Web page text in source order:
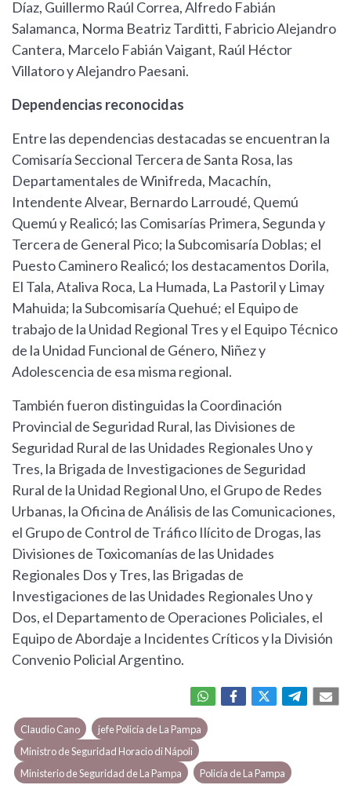
Díaz, Guillermo Raúl Correa, Alfredo Fabián
Salamanca, Norma Beatriz Tarditti, Fabricio Alejandro
Cantera, Marcelo Fabián Vaigant, Raúl Héctor
Villatoro y Alejandro Paesani.
Dependencias reconocidas
Entre las dependencias destacadas se encuentran la
Comisaría Seccional Tercera de Santa Rosa, las
Departamentales de Winifreda, Macachín,
Intendente Alvear, Bernardo Larroudé, Quemú
Quemú y Realicó; las Comisarías Primera, Segunda y
Tercera de General Pico; la Subcomisaría Doblas; el
Puesto Caminero Realicó; los destacamentos Dorila,
El Tala, Ataliva Roca, La Humada, La Pastoril y Limay
Mahuida; la Subcomisaría Quehué; el Equipo de
trabajo de la Unidad Regional Tres y el Equipo Técnico
de la Unidad Funcional de Género, Niñez y
Adolescencia de esa misma regional.
También fueron distinguidas la Coordinación
Provincial de Seguridad Rural, las Divisiones de
Seguridad Rural de las Unidades Regionales Uno y
Tres, la Brigada de Investigaciones de Seguridad
Rural de la Unidad Regional Uno, el Grupo de Redes
Urbanas, la Oficina de Análisis de las Comunicaciones,
el Grupo de Control de Tráfico Ilícito de Drogas, las
Divisiones de Toxicomanías de las Unidades
Regionales Dos y Tres, las Brigadas de
Investigaciones de las Unidades Regionales Uno y
Dos, el Departamento de Operaciones Policiales, el
Equipo de Abordaje a Incidentes Críticos y la División
Convenio Policial Argentino.
Claudio Cano
jefe Policía de La Pampa
Ministro de Seguridad Horacio di Nápoli
Ministerio de Seguridad de La Pampa
Policía de La Pampa